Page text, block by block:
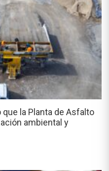
la Planta de Asfalto
ambiental y